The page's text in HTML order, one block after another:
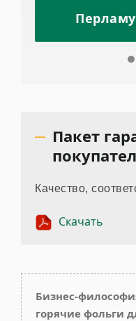
Пакет
Качество,
Скачать
Бизнес-
горячие фольги